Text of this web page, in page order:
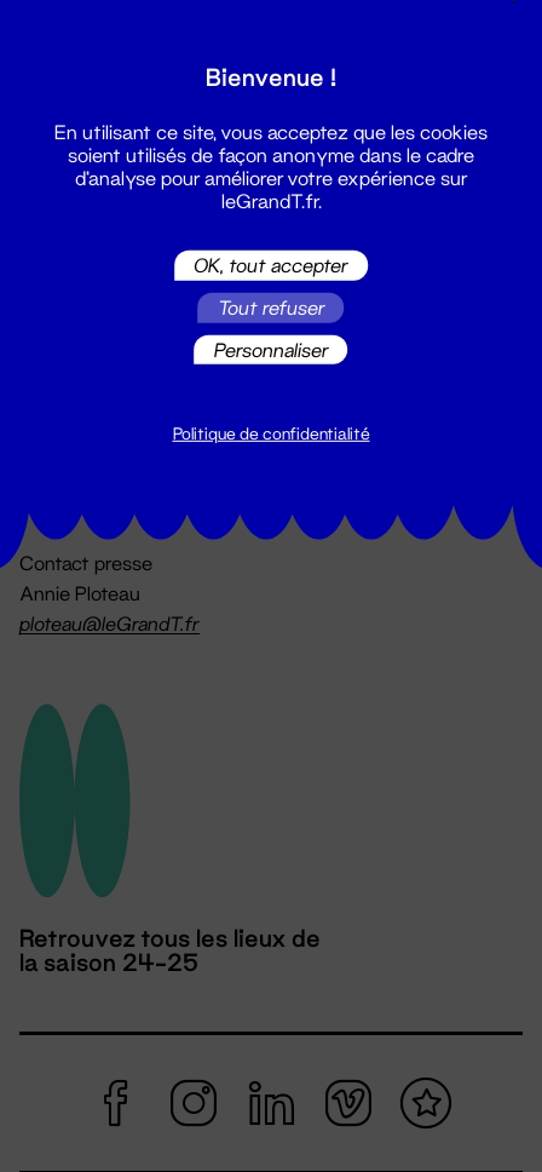
billetterie@leGrandT.fr
Du lundi au vendredi 14h → 18h
Contact presse
Annie Ploteau
ploteau@leGrandT.fr
Retrouvez tous les lieux de
la saison 24-25
Bienvenue !
En utilisant ce site, vous acceptez que les cookies
soient utilisés de façon anonyme dans le cadre
d'analyse pour améliorer votre expérience sur
leGrandT.fr.
OK, tout accepter
Tout refuser
Personnaliser
Politique de confidentialité